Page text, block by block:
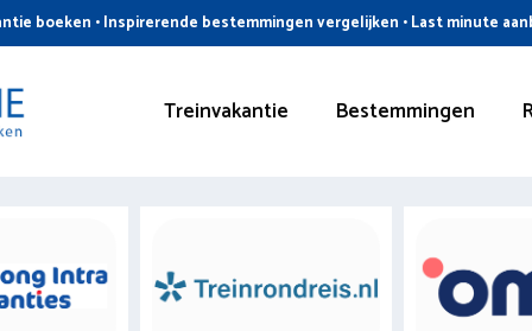
boeken • Inspirerende bestemmingen vergelijken • Last minute
Treinvakantie Bestemmingen